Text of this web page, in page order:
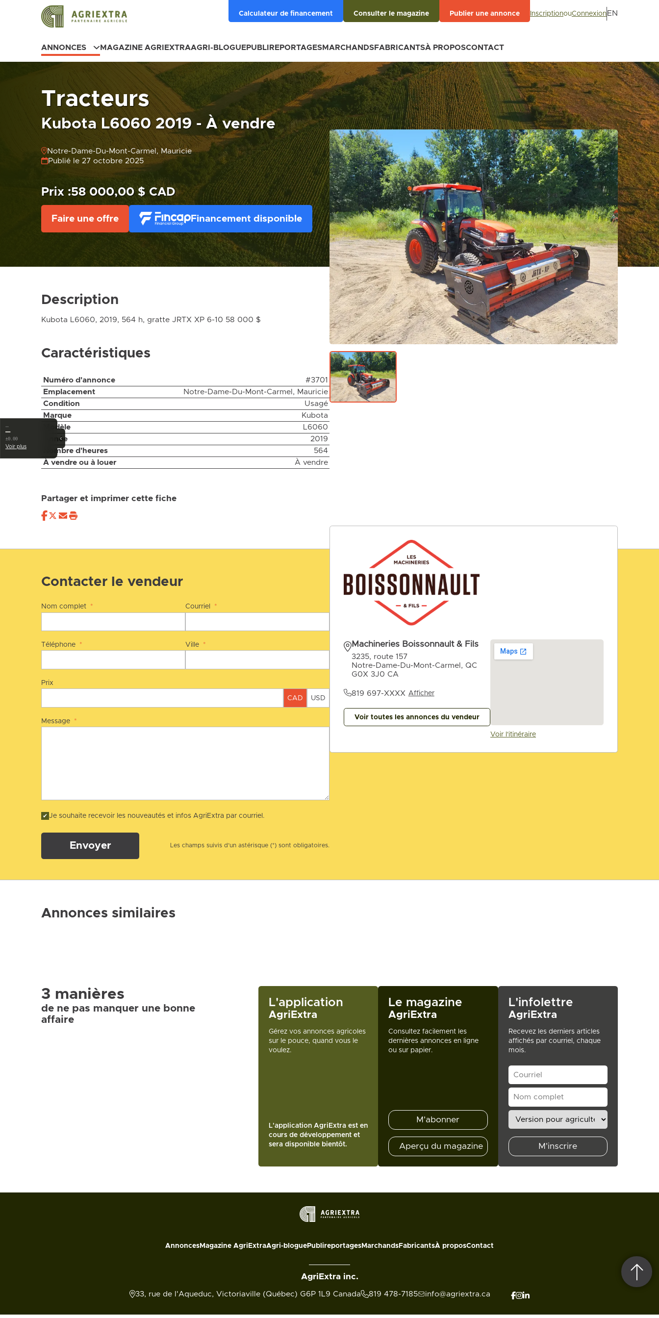
Calculateur de financement Consulter le magazine Publier une annonce InscriptionouConnexion EN
ANNONCES MAGAZINE AGRIEXTRAAGRI-BLOGUEPUBLIREPORTAGESMARCHANDSFABRICANTSÀ PROPOSCONTACT
Tracteurs
Kubota L6060 2019 - À vendre
Notre-Dame-Du-Mont-Carmel, Mauricie
Publié le 27 octobre 2025
Prix :58 000,00 $ CAD
Faire une offre Financement disponible
Description
Kubota L6060, 2019, 564 h, gratte JRTX XP 6-10 58 000 $
Caractéristiques
Numéro d'annonce
#3701
Emplacement
Notre-Dame-Du-Mont-Carmel, Mauricie
Condition
Usagé
Marque
Kubota
Modèle
L6060
Année
2019
Nombre d'heures
564
À vendre ou à louer
À vendre
Partager et imprimer cette fiche
Contacter le vendeur
Nom complet * Courriel *
Téléphone * Ville *
Prix
CAD USD
Message *
Je souhaite recevoir les nouveautés et infos AgriExtra par courriel.
Envoyer Les champs suivis d’un astérisque (*) sont obligatoires.
Machineries Boissonnault & Fils
3235, route 157
Notre-Dame-Du-Mont-Carmel, QC
G0X 3J0 CA
819 697-XXXX Afficher
Voir toutes les annonces du vendeur
Voir l'itinéraire
Annonces similaires
3 manières
de ne pas manquer une bonne
affaire
L'application
AgriExtra
Gérez vos annonces agricoles
sur le pouce, quand vous le
voulez.
L'application AgriExtra est en
cours de développement et
sera disponible bientôt.
Le magazine
AgriExtra
Consultez facilement les
dernières annonces en ligne
ou sur papier.
M'abonner
Aperçu du magazine
L'infolettre
AgriExtra
Recevez les derniers articles
affichés par courriel, chaque
mois.
M'inscrire
Annonces Magazine AgriExtraAgri-blogue Publireportages Marchands FabricantsÀ proposContact
AgriExtra inc.
33, rue de l'Aqueduc, Victoriaville (Québec) G6P 1L9 Canada 819 478-7185 info@agriextra.ca
‹
…
—
±0.00
Voir plus